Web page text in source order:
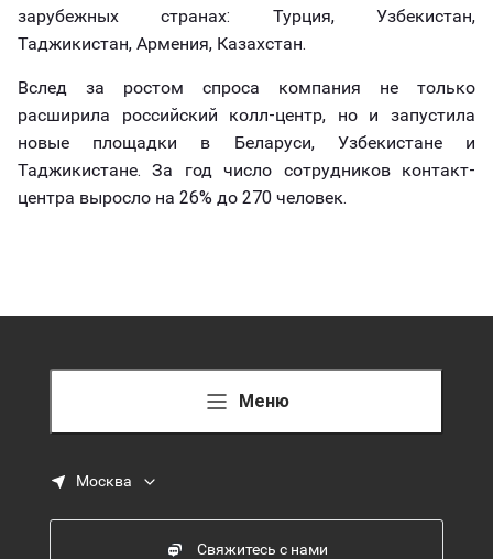
зарубежных странах: Турция, Узбекистан,
Таджикистан, Армения, Казахстан.
Вслед за ростом спроса компания не только
расширила российский колл-центр, но и запустила
новые площадки в Беларуси, Узбекистане и
Таджикистане. За год число сотрудников контакт-
центра выросло на 26% до 270 человек.
Меню
Москва
Свяжитесь с нами